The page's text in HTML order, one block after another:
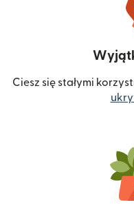
Ciesz się stałymi